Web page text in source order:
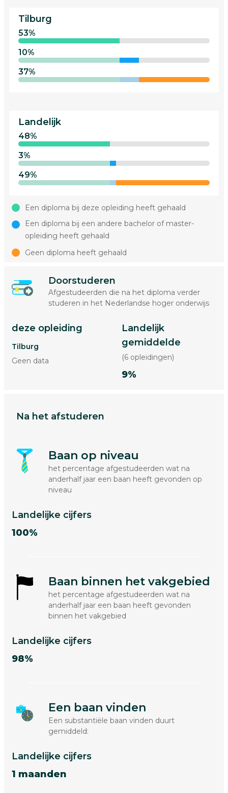
Tilburg
53%
10%
37%
Landelijk
48%
3%
49%
Een diploma bij deze opleiding heeft gehaald
Een diploma bij een andere bachelor of master-
opleiding heeft gehaald
Geen diploma heeft gehaald
Doorstuderen
Afgestudeerden die na het diploma verder
studeren in het Nederlandse hoger onderwijs
deze opleiding
Tilburg
Geen data
Landelijk
gemiddelde
(6 opleidingen)
9%
Na het afstuderen
Baan op niveau
het percentage afgestudeerden wat na
anderhalf jaar een baan heeft gevonden op
niveau
Landelijke cijfers
100%
Baan binnen het vakgebied
het percentage afgestudeerden wat na
anderhalf jaar een baan heeft gevonden
binnen het vakgebied
Landelijke cijfers
98%
Een baan vinden
Een substantiële baan vinden duurt
gemiddeld:
Landelijke cijfers
1 maanden